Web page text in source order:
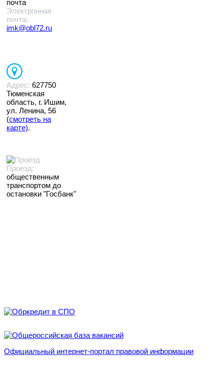
Электронная
почта:
imk@obl72.ru
Адрес: 627750
Тюменская
область, г. Ишим,
ул. Ленина, 56
(смотреть на
карте).
Проезд:
общественным
транспортом до
остановки "Госбанк"
Официальный интернет-портал правовой информации